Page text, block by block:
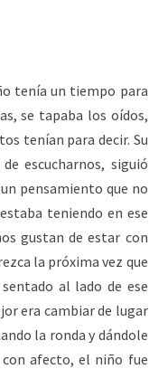
tenía un tiempo para
se tapaba los oídos,
tenían para decir. Su
escucharnos, siguió
pensamiento que no
teniendo en ese
gustan de estar con
la próxima vez que
al lado de ese
era cambiar de lugar
la ronda y dándole
afecto, el niño fue